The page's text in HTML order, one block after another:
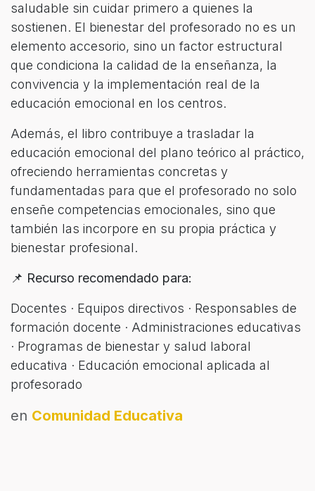
saludable sin cuidar primero a quienes la
sostienen. El bienestar del profesorado no es un
elemento accesorio, sino un factor estructural
que condiciona la calidad de la enseñanza, la
convivencia y la implementación real de la
educación emocional en los centros.
Además, el libro contribuye a trasladar la
educación emocional del plano teórico al práctico,
ofreciendo herramientas concretas y
fundamentadas para que el profesorado no solo
enseñe competencias emocionales, sino que
también las incorpore en su propia práctica y
bienestar profesional.
📌 Recurso recomendado para:
Docentes · Equipos directivos · Responsables de
formación docente · Administraciones educativas
· Programas de bienestar y salud laboral
educativa · Educación emocional aplicada al
profesorado
en Comunidad Educativa